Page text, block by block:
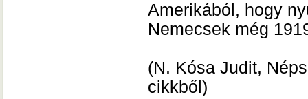
Amerikából, hogy
Nemecsek még
(N. Kósa Judit,
cikkből)